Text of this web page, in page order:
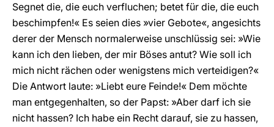
Segnet die, die euch verfluchen; betet für die, die euch
beschimpfen!« Es seien dies »vier Gebote«, angesichts
derer der Mensch normalerweise unschlüssig sei: »Wie
kann ich den lieben, der mir Böses antut? Wie soll ich
mich nicht rächen oder wenigstens mich verteidigen?«
Die Antwort laute: »Liebt eure Feinde!« Dem möchte
man entgegenhalten, so der Papst: »Aber darf ich sie
nicht hassen? Ich habe ein Recht darauf, sie zu hassen,